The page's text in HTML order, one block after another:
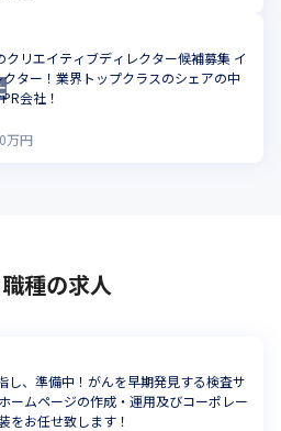
クリエイティブディレクター候補募集 イ
ター！業界トップクラスのシェアの中
会社！
万円
種の求人
し、準備中！がんを早期発見する検査サ
ームページの作成・運用及びコーポレー
をお任せ致します！